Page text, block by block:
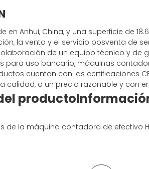
en Anhui, China, y una superficie
la venta y el servicio posventa de
de un equipo técnico y de
para uso bancario, máquinas
cuentan con las certificaciones
calidad, a un precio razonable y con
producto